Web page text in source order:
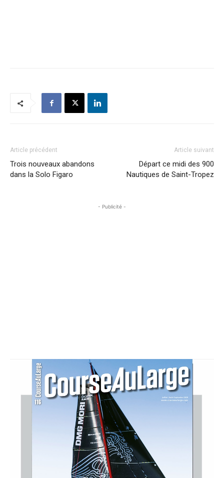
Article précédent
Trois nouveaux abandons
dans la Solo Figaro
Article suivant
Départ ce midi des 900
Nautiques de Saint-Tropez
- Publicité -